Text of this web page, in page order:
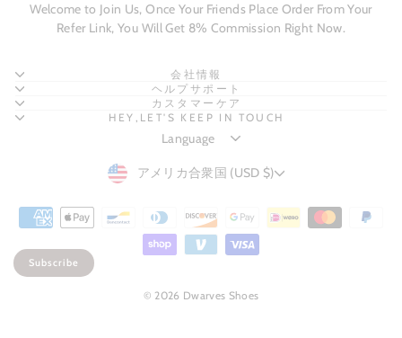
Welcome to Join Us, Once Your Friends Place Order From Your
Refer Link, You Will Get 8% Commission Right Now.
会社情報
ヘルプサポート
カスタマーケア
HEY,LET'S KEEP IN TOUCH
CURRENCY
アメリカ合衆国 (USD $)
© 2026 Dwarves Shoes
Subscribe